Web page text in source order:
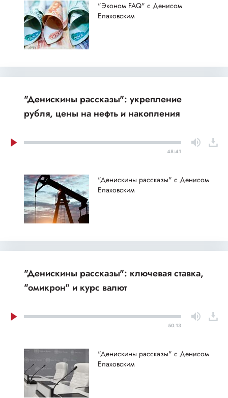
"Эконом FAQ" с Денисом
Елаховским
"Денискины рассказы": укрепление
рубля, цены на нефть и накопления
48:41
"Денискины рассказы" с Денисом
Елаховским
"Денискины рассказы": ключевая ставка,
"омикрон" и курс валют
50:13
"Денискины рассказы" с Денисом
Елаховским